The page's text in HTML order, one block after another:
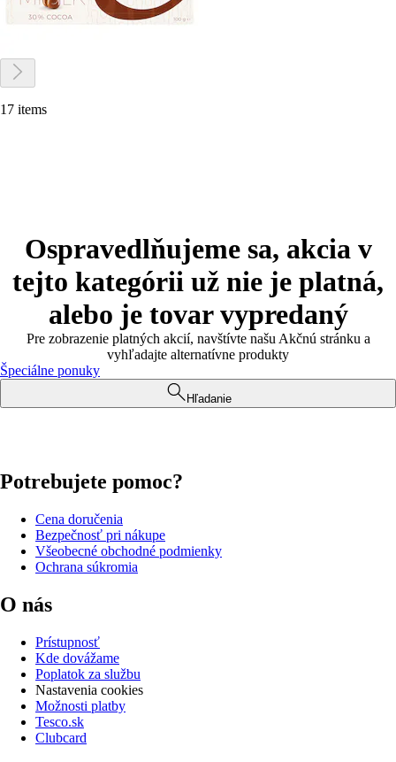
17 items
Ospravedlňujeme sa, akcia v
tejto kategórii už nie je platná,
alebo je tovar vypredaný
Pre zobrazenie platných akcií, navštívte našu Akčnú stránku a
vyhľadajte alternatívne produkty
Špeciálne ponuky
Hľadanie
Potrebujete pomoc?
Cena doručenia
Bezpečnosť pri nákupe
Všeobecné obchodné podmienky
Ochrana súkromia
O nás
Prístupnosť
Kde dovážame
Poplatok za službu
Nastavenia cookies
Možnosti platby
Tesco.sk
Clubcard